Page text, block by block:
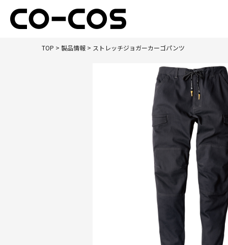
TOP > 製品情報 > ストレッチジョガーカーゴパンツ